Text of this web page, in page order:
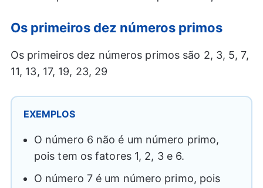
Os primeiros dez números primos
Os primeiros dez números primos são 2, 3, 5, 7,
11, 13, 17, 19, 23, 29
EXEMPLOS
O número 6 não é um número primo,
pois tem os fatores 1, 2, 3 e 6.
O número 7 é um número primo, pois